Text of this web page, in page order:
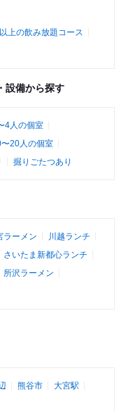
上の飲み放題コース
設備から探す
4人の個室
〜20人の個室
掘りごたつあり
ラーメン
川越ランチ
さいたま新都心ランチ
所沢ラーメン
熊谷市
大宮駅